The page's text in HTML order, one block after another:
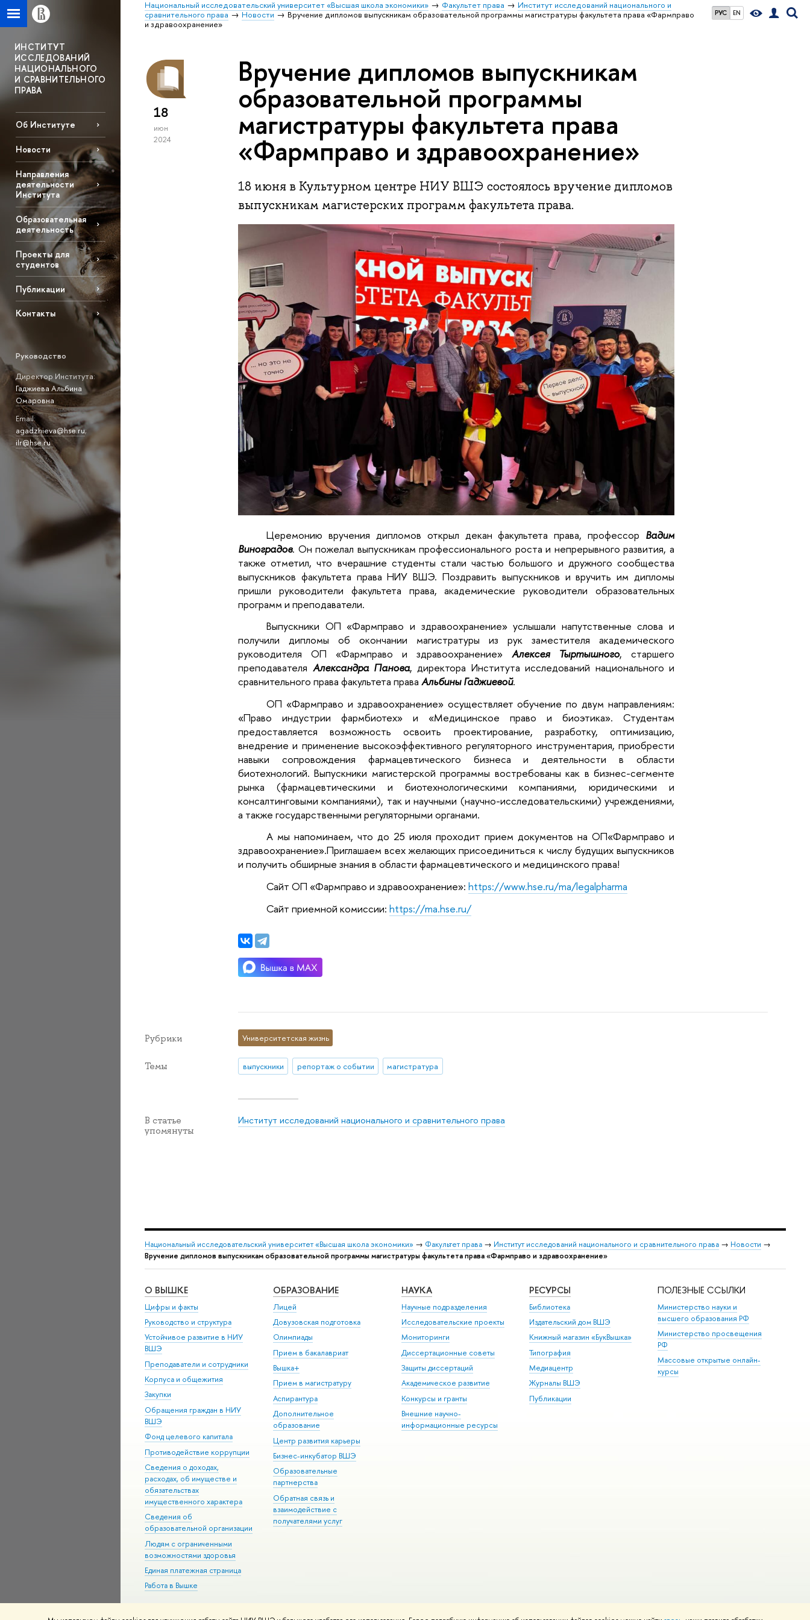
РУС EN
Национальный исследовательский университет «Высшая школа экономики» Факультет права
Институт исследований национального и
сравнительного права
Новости
Вручение дипломов выпускникам образовательной программы магистратуры факультета права «Фармправо
и здравоохранение»
ИНСТИТУТ
ИССЛЕДОВАНИЙ
НАЦИОНАЛЬНОГО
И СРАВНИТЕЛЬНОГО
ПРАВА
Об Институте
Новости
Направления
деятельности
Института
Образовательная
деятельность
Проекты для
студентов
Публикации
Контакты
Руководство
Директор Института:
Гаджиева Альбина
Омаровна
Email:
agadzhieva@hse.ru;
ilr@hse.ru
18
июн
2024
Вручение дипломов выпускникам
образовательной программы
магистратуры факультета права
«Фармправо и здравоохранение»
18 июня в Культурном центре НИУ ВШЭ состоялось вручение дипломов
выпускникам магистерских программ факультета права.
Церемонию вручения дипломов открыл декан факультета права, профессор Вадим
Виноградов. Он пожелал выпускникам профессионального роста и непрерывного развития, а
также отметил, что вчерашние студенты стали частью большого и дружного сообщества
выпускников факультета права НИУ ВШЭ. Поздравить выпускников и вручить им дипломы
пришли руководители факультета права, академические руководители образовательных
программ и преподаватели.
Выпускники ОП «Фармправо и здравоохранение» услышали напутственные слова и
получили дипломы об окончании магистратуры из рук заместителя академического
руководителя ОП «Фармправо и здравоохранение» Алексея Тыртышного, старшего
преподавателя Александра Панова, директора Института исследований национального и
сравнительного права факультета праваАльбины Гаджиевой.
ОП «Фармправо и здравоохранение»осуществляет обучение по двум направлениям:
«Право индустрии фармбиотех» и «Медицинское право и биоэтика». Студентам
предоставляется возможность освоить проектирование, разработку, оптимизацию,
внедрение и применение высокоэффективного регуляторного инструментария, приобрести
навыки сопровождения фармацевтического бизнеса и деятельности в области
биотехнологий. Выпускники магистерской программы востребованы как в бизнес-сегменте
рынка (фармацевтическими и биотехнологическими компаниями, юридическими и
консалтинговыми компаниями), так и научными (научно-исследовательскими) учреждениями,
а также государственными регуляторными органами.
А мы напоминаем, что до 25 июля проходит прием документов на ОП«Фармправо и
здравоохранение».Приглашаем всех желающих присоединиться к числу будущих выпускников
и получить обширные знания в области фармацевтического и медицинского права!
Сайт ОП «Фармправо и здравоохранение»:https://www.hse.ru/ma/legalpharma
Сайт приемной комиссии:https://ma.hse.ru/
Рубрики Университетская жизнь
Темы выпускники репортаж о событии магистратура
В статье
упомянуты
Институт исследований национального и сравнительного права
Национальный исследовательский университет «Высшая школа экономики» → Факультет права → Институт исследований национального и сравнительного права → Новости →
Вручение дипломов выпускникам образовательной программы магистратуры факультета права «Фармправо и здравоохранение»
О ВЫШКЕ
Цифры и факты
Руководство и структура
Устойчивое развитие в НИУ
ВШЭ
Преподаватели и сотрудники
Корпуса и общежития
Закупки
Обращения граждан в НИУ
ВШЭ
Фонд целевого капитала
Противодействие коррупции
Сведения о доходах,
расходах, об имуществе и
обязательствах
имущественного характера
Сведения об
образовательной организации
Людям с ограниченными
возможностями здоровья
Единая платежная страница
Работа в Вышке
ОБРАЗОВАНИЕ
Лицей
Довузовская подготовка
Олимпиады
Прием в бакалавриат
Вышка+
Прием в магистратуру
Аспирантура
Дополнительное
образование
Центр развития карьеры
Бизнес-инкубатор ВШЭ
Образовательные
партнерства
Обратная связь и
взаимодействие с
получателями услуг
НАУКА
Научные подразделения
Исследовательские проекты
Мониторинги
Диссертационные советы
Защиты диссертаций
Академическое развитие
Конкурсы и гранты
Внешние научно-
информационные ресурсы
РЕСУРСЫ
Библиотека
Издательский дом ВШЭ
Книжный магазин «БукВышка»
Типография
Медиацентр
Журналы ВШЭ
Публикации
ПОЛЕЗНЫЕ ССЫЛКИ
Министерство науки и
высшего образования РФ
Министерство просвещения
РФ
Массовые открытые онлайн-
курсы